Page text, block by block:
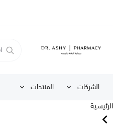
الشركات المنتجات
الرئيسية